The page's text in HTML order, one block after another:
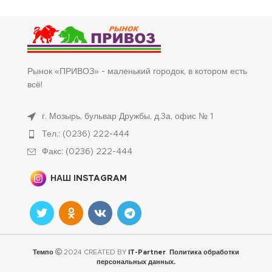
Рынок «ПРИВОЗ» - маленький городок, в котором есть
всё!
г. Мозырь, бульвар Дружбы, д.3а, офис № 1
Тел.: (0236) 222-444
Факс: (0236) 222-444
НАШ INSTAGRAM
Темпо 2024 CREATED BY IT-Partner
Политика обработки
персональных данных.